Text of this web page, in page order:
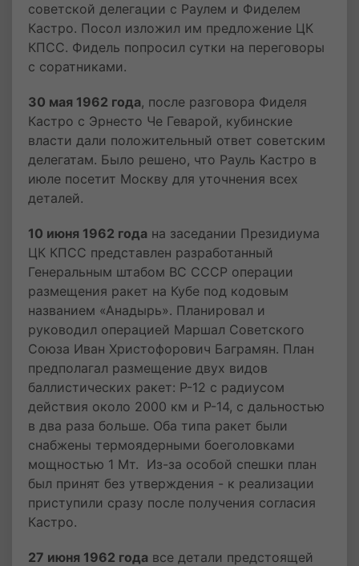
советской делегации с Раулем и Фиделем
Кастро. Посол изложил им предложение ЦК
КПСС. Фидель попросил сутки на переговоры
с соратниками.
30 мая 1962 года, после разговора Фиделя
Кастро с Эрнесто Че Геварой, кубинские
власти дали положительный ответ советским
делегатам. Было решено, что Рауль Кастро в
июле посетит Москву для уточнения всех
деталей.
10 июня 1962 года на заседании Президиума
ЦК КПСС представлен разработанный
Генеральным штабом ВС СССР операции
размещения ракет на Кубе под кодовым
названием «Анадырь». Планировал и
руководил операцией Маршал Советского
Союза Иван Христофорович Баграмян. План
предполагал размещение двух видов
баллистических ракет: Р-12 с радиусом
действия около 2000 км и Р-14, с дальностью
в два раза больше. Оба типа ракет были
снабжены термоядерными боеголовками
мощностью 1 Мт. Из-за особой спешки план
был принят без утверждения - к реализации
приступили сразу после получения согласия
Кастро.
27 июня 1962 года все детали предстоящей